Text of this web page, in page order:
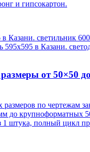
и гипсокартон.
Казани. светильник
595х595 в Казани.
от 50×50
по чертежам
до крупноформатных
штука, полный цикл